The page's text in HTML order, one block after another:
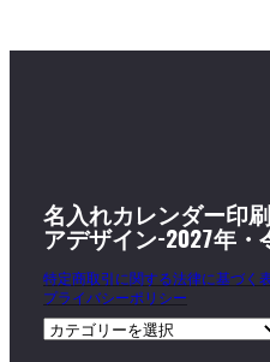
名入れカレンダー印
アデザイン-2027年・
特定商取引に関する法律に基づく
プライバシーポリシー
カ